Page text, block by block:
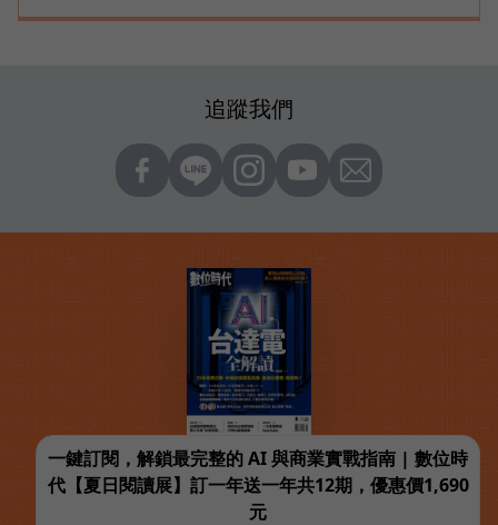
追蹤我們
一鍵訂閱，解鎖最完整的 AI 與商業實戰指南 | 數位時
代【夏日閱讀展】訂一年送一年共12期，優惠價1,690
元